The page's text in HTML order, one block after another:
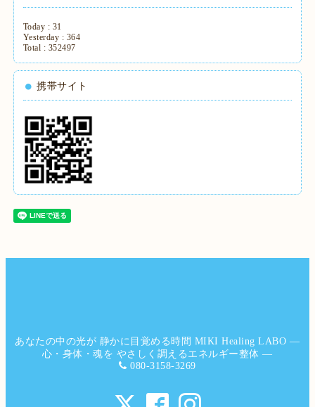
Today : 31
Yesterday : 364
Total : 352497
携帯サイト
あなたの中の光が 静かに目覚める時間 MIKI Healing LABO ―
心・身体・魂を やさしく調えるエネルギー整体 ―
080-3158-3269